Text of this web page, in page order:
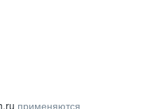
применяются